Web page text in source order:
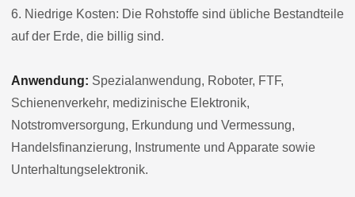
6. Niedrige Kosten: Die Rohstoffe sind übliche Bestandteile
auf der Erde, die billig sind.
Anwendung: Spezialanwendung, Roboter, FTF,
Schienenverkehr, medizinische Elektronik,
Notstromversorgung, Erkundung und Vermessung,
Handelsfinanzierung, Instrumente und Apparate sowie
Unterhaltungselektronik.